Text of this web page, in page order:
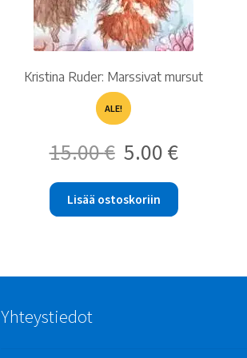
Kristina Ruder: Marssivat mursut
ALE!
15.00€
Alkuperäinen
hinta
15.00 €.
5.00 €hinta
Lisää ostoskoriin
Yhteystiedot